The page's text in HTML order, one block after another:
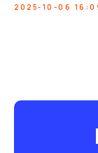
2025-10-06